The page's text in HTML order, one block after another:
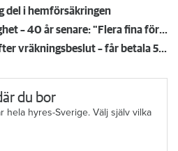
del i hemförsäkringen
Kompisdealen blev verklighet – 40 år senare: "Flera fina fördelar med att dela bostad"
Kvinna kapade lägenhet efter vräkningsbeslut – får betala 50 000
du bor
hela hyres-Sverige. Välj själv vilka